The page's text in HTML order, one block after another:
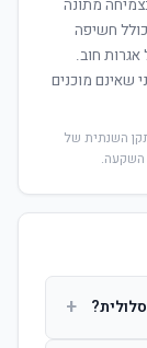
מתונה
חשיפה
חוב.
שאינם מוכנים
השנתית של
השקעה.
+